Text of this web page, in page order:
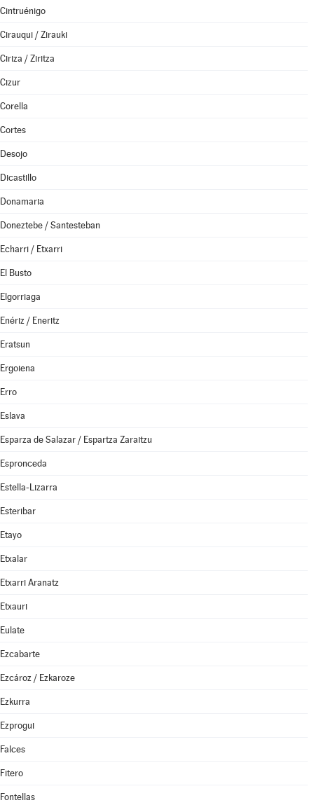
Cintruénigo
Cirauqui / Zirauki
Ciriza / Ziritza
Cizur
Corella
Cortes
Desojo
Dicastillo
Donamaria
Doneztebe / Santesteban
Echarri / Etxarri
El Busto
Elgorriaga
Enériz / Eneritz
Eratsun
Ergoiena
Erro
Eslava
Esparza de Salazar / Espartza Zaraitzu
Espronceda
Estella-Lizarra
Esteribar
Etayo
Etxalar
Etxarri Aranatz
Etxauri
Eulate
Ezcabarte
Ezcároz / Ezkaroze
Ezkurra
Ezprogui
Falces
Fitero
Fontellas